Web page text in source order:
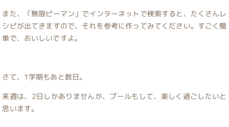
また、「無限ピーマン」でインターネットで検索すると、たくさんレ
シピが出てきますので、それを参考に作ってみてください。すごく簡
単で、おいしいですよ。
さて、1学期もあと数日。
来週は、2日しかありませんが、プールもして、楽しく過ごしたいと
思います。